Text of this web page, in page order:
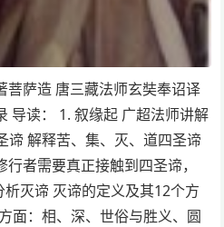
菩萨造 唐三藏法师玄奘奉诏译
导读： 1. 叙缘起 广超法师讲解
谛 解释苦、集、灭、道四圣谛
者需要真正接触到四圣谛，
析灭谛 灭谛的定义及其12个方
面：相、深、世俗与胜义、圆